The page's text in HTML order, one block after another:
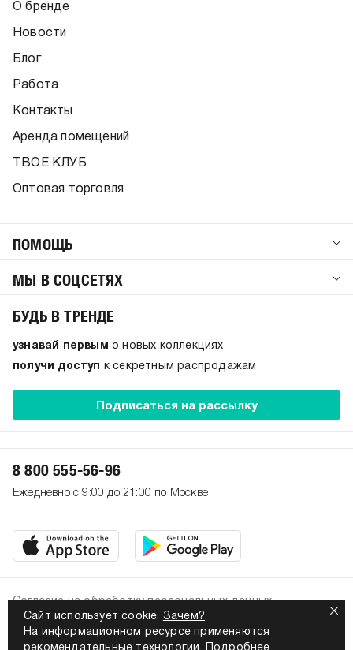
Сайт использует cookie. Зачем?
На информационном ресурсе применяются
О бренде
Новости
Блог
Работа
Контакты
Аренда помещений
ТВОЕ КЛУБ
Оптовая торговля
ПОМОЩЬ
МЫ В СОЦСЕТЯХ
БУДЬ В ТРЕНДЕ
узнавай первым о новых коллекциях
получи доступ к секретным распродажам
Подписаться на рассылку
8 800 555-56-96
Ежедневно с 9:00 до 21:00 по Москве
2026. Все права защищены
Политика конфиденциальности
Согласие на обработку персональных данных